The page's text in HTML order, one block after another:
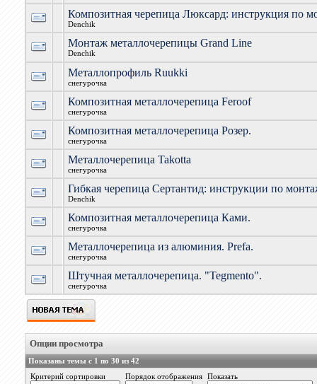
Композитная черепица Люксард: инструкция по
Denchik
Монтаж металлочерепицы Grand Line
Denchik
Металлопрофиль Ruukki
снегурочка
Композитная металлочерепица Feroof
снегурочка
Композитная металлочерепица Розер.
снегурочка
Металлочерепица Takotta
снегурочка
Гибкая черепица Сертантид: инструкции по
Denchik
Композитная металлочерепица Ками.
снегурочка
Металлочерепица из алюминия. Prefa.
снегурочка
Штучная металлочерепица. "Tegmento".
снегурочка
Опции просмотра
Показаны темы с 1 по 30 из 42
Критерий сортировки
Порядок отображения Показать